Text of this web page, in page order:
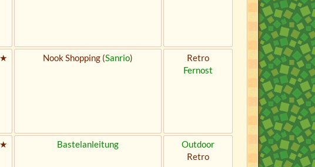
Nook Shopping (Sanrio)
Retro
Fernost
Bastelanleitung
Outdoor
Retro